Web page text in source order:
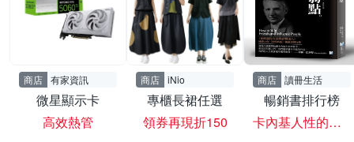
商店 有家資訊
微星顯示卡
高效熱管
商店 iNio
專櫃長裙任選
領券再現折150
商店 讀冊生活
暢銷書排行榜
卡內基人性的弱點